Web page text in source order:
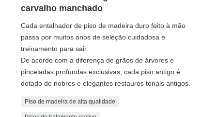
carvalho manchado
Cada entalhador de piso de madeira duro feito à mão
passa por muitos anos de seleção cuidadosa e
treinamento para sair.
De acordo com a diferença de grãos de árvores e
pinceladas profundas exclusivas, cada piso antigo é
dotado de nobres e elegantes restauros tonais antigos.
Piso de madeira de alta qualidade